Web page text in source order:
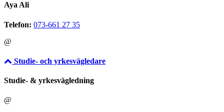
Aya Ali
Telefon: 073-661 27 35
@
Studie- och yrkesvägledare
Studie- & yrkesvägledning
@